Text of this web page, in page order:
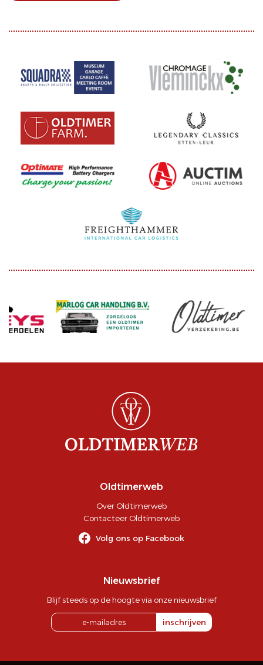
Oldtimerweb
Over Oldtimerweb
Contacteer Oldtimerweb
Volg ons op Facebook
Nieuwsbrief
Blijf steeds op de hoogte via onze nieuwsbrief
inschrijven